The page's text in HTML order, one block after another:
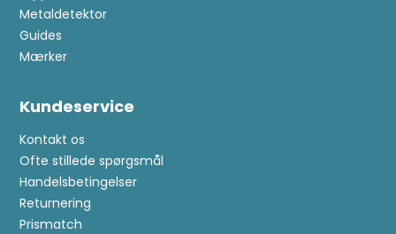
Metaldetektor
Guides
Mærker
Kundeservice
Kontakt os
Ofte stillede spørgsmål
Handelsbetingelser
Returnering
Prismatch